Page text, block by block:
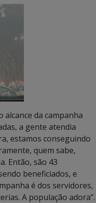
alcance da campanha
a gente atendia
estamos conseguindo
quem sabe,
Então, são 43
beneficiados, e
é dos servidores,
A população adora”.